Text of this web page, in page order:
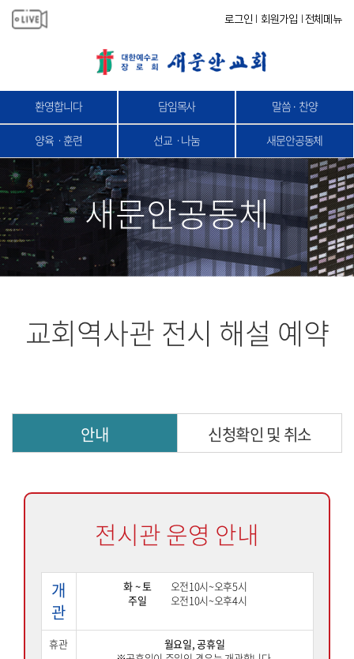
로그인 회원가입 전체메뉴
환영합니다 담임목사 말씀 · 찬양
양육ㆍ훈련 선교ㆍ나눔 새문안공동체
새문안공동체
교회역사관 전시 해설 예약
안내 신청확인 및 취소
전시관 운영 안내
개
관
화 ~ 토
오전10시~오후5시
주일
오전10시~오후4시
휴관
월요일, 공휴일